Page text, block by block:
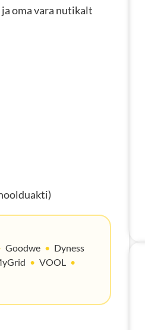
oma vara nutikalt
Goodwe • Dyness
• VOOL •